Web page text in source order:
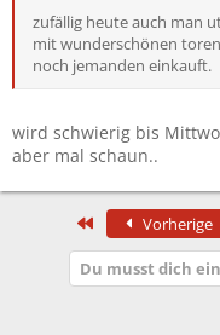
zufällig heute auch man
mit wunderschönen
noch jemanden einkauft.
wird schwierig bis
aber mal schaun..
Erste Vorherige
Du musst dich